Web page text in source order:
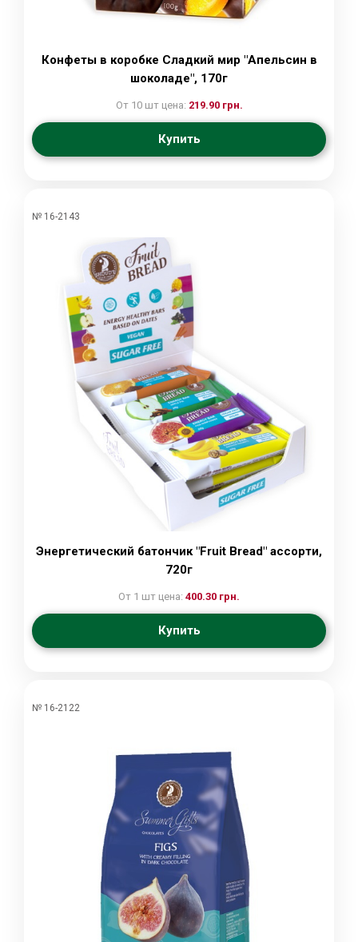
Конфеты в коробке Сладкий мир "Апельсин в
шоколаде", 170г
От 10 шт цена: 219.90 грн.
Купить
№ 16-2143
Энергетический батончик "Fruit Bread" ассорти,
720г
От 1 шт цена: 400.30 грн.
Купить
№ 16-2122